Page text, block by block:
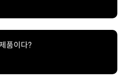
품이다?